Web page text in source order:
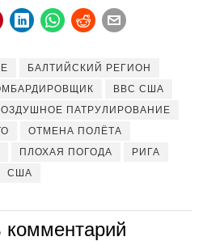
БАЛТИЙСКИЙ РЕГИОН
ВВС США
ПАТРУЛИРОВАНИЕ
ОТМЕНА ПОЛЁТА
ПЛОХАЯ ПОГОДА
РИГА
США
комментарий